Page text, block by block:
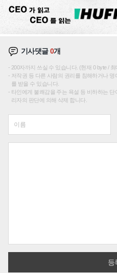
기사댓글0개
200자까지 쓰실 수 있습니다. (현재 0 byte / 최
저작권 등 다른 사람의 권리를 침해하거나
를 받을 수 있습니다.
타인에게 불쾌감을 주는 욕설 등 비하하는
리자의 판단에 의해 삭제 합니다.